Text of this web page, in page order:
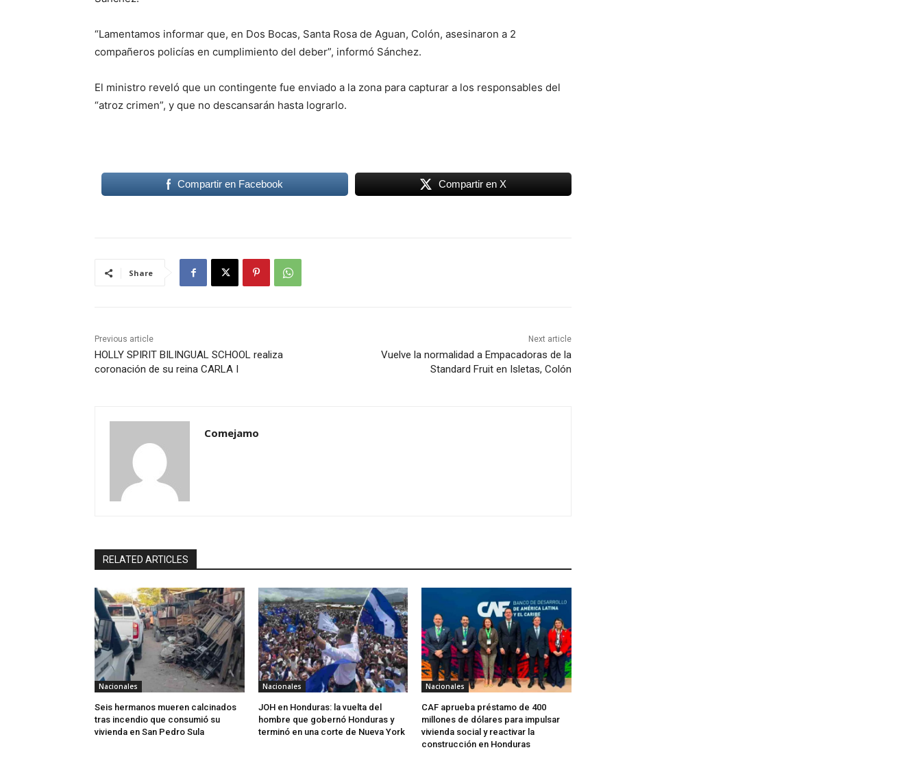
“Lamentamos informar que, en Dos Bocas, Santa Rosa de Aguan, Colón, asesinaron a 2
compañeros policías en cumplimiento del deber”, informó Sánchez.
El ministro reveló que un contingente fue enviado a la zona para capturar a los responsables del
“atroz crimen”, y que no descansarán hasta lograrlo.
Compartir en Facebook Compartir en X
Share
Previous article
HOLLY SPIRIT BILINGUAL SCHOOL realiza
coronación de su reina CARLA I
Next article
Vuelve la normalidad a Empacadoras de la
Standard Fruit en Isletas, Colón
Comejamo
RELATED ARTICLES
Nacionales
Seis hermanos mueren calcinados
tras incendio que consumió su
vivienda en San Pedro Sula
Nacionales
JOH en Honduras: la vuelta del
hombre que gobernó Honduras y
terminó en una corte de Nueva York
Nacionales
CAF aprueba préstamo de 400
millones de dólares para impulsar
vivienda social y reactivar la
construcción en Honduras